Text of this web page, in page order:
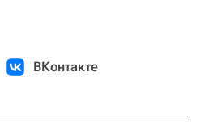
ВКонтакте